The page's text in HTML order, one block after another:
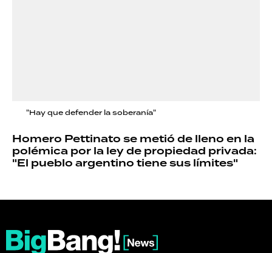
"Hay que defender la soberanía"
Homero Pettinato se metió de lleno en la
polémica por la ley de propiedad privada:
"El pueblo argentino tiene sus límites"